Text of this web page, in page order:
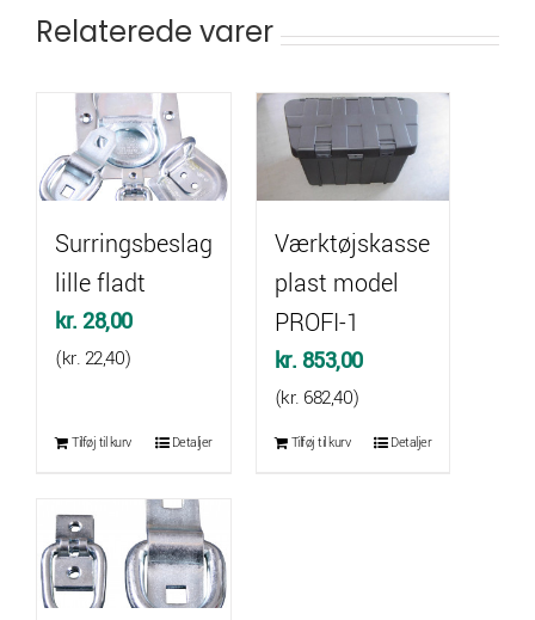
Relaterede varer
Surringsbeslag
lille fladt
kr.28,00
(kr. 22,40)
Tilføj til kurv Detaljer
Værktøjskasse
plast model
PROFI-1
kr. 853,00
(kr. 682,40)
Tilføj til kurv Detaljer